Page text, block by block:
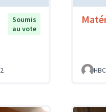
Soumis
au vote
2